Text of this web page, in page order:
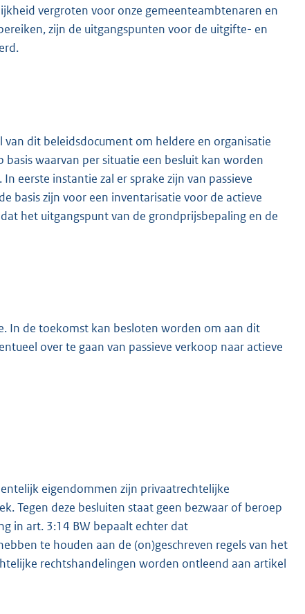
vergroten voor onze gemeenteambtenaren en
zijn de uitgangspunten voor de uitgifte- en
dit beleidsdocument om heldere en organisatie
waarvan per situatie een besluit kan worden
eerste instantie zal er sprake zijn van passieve
basis zijn voor een inventarisatie voor de actieve
het uitgangspunt van de grondprijsbepaling en de
In de toekomst kan besloten worden om aan dit
over te gaan van passieve verkoop naar actieve
eigendommen zijn privaatrechtelijke
Tegen deze besluiten staat geen bezwaar of beroep
in art. 3:14 BW bepaalt echter dat
te houden aan de (on)geschreven regels van het
rechtshandelingen worden ontleend aan artikel